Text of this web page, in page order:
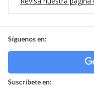
Síguenos en:
Suscríbete en: